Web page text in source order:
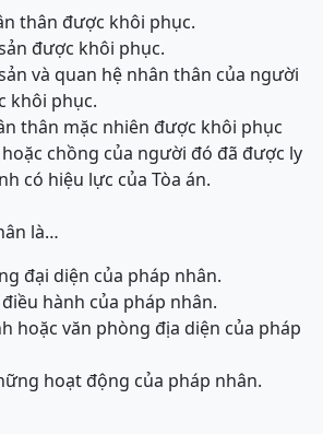
thân được khôi phục.
được khôi phục.
và quan hệ nhân thân của người
khôi phục.
thân mặc nhiên được khôi phục
chồng của người đó đã được ly
có hiệu lực của Tòa án.
là…
đại diện của pháp nhân.
hành của pháp nhân.
hoặc văn phòng địa diện của pháp
hoạt động của pháp nhân.